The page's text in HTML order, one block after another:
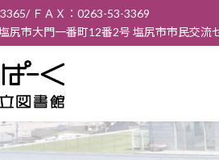
ＦＡＸ：0263-53-3369
尻市大門一番町12番2号 塩尻市市民交流